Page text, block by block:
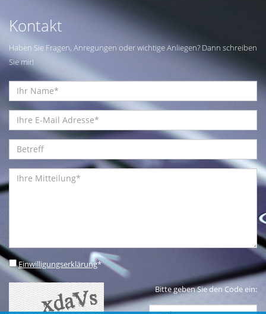
Kontakt
Haben Sie Fragen, Anregungen oder wichtige Anliegen? Dann schreiben
Sie mir!
Einwilligungserklärung*
Bitte geben Sie den Code ein: